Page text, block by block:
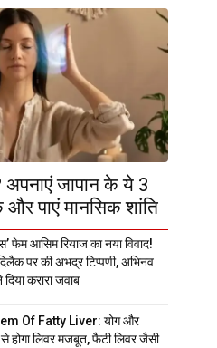
अपनाएं जापान के ये 3
और पाएं मानसिक शांति
फेम आसिम रियाज का नया विवाद!
पर की अभद्र टिप्पणी, अभिनव
करारा जवाब
Of Fatty Liver: योग और
होगा लिवर मजबूत, फैटी लिवर जैसी